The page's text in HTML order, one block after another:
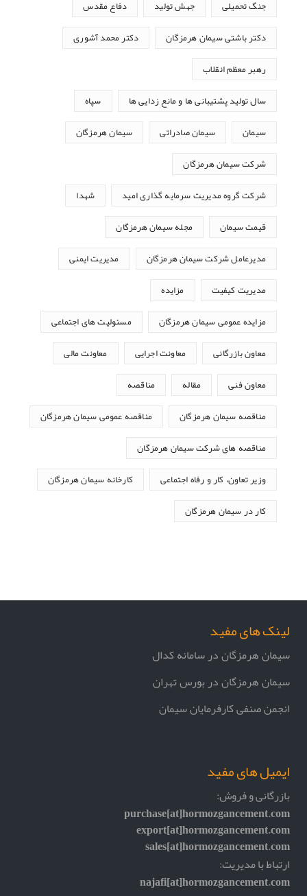
جنگ تحمیلی جهش تولید دفاع مقدس
دکتر باشتی سیمان هرمزگان دکتر محمد آشوری
رهبر معظم انقلاب
سال تولید پشتیبانی ها و مانع زدایی ها سپاه
سیمان سیمان صادراتی سیمان هرمزگان
شرکت سیمان هرمزگان
شرکت گروه مدیریت سرمایه گذاری امید شهدا
قیمت سیمان مجله سیمان هرمزگان
مدیرعامل شرکت سیمان هرمزگان مدیریت ایمنی
مدیریت کیفیت مزایده
مزایده عمومی سیمان هرمزگان مسئولیت های اجتماعی
معاون بازرگانی معاونت اجرایی معاونت مالی
معاون فنی مقاله مناقصه
مناقصه سیمان هرمزگان مناقصه عمومی سیمان هرمزگان
مناقصه های شرکت سیمان هرمزگان
وزیر تعاون، کار و رفاه اجتماعی کارخانه سیمان هرمزگان
کار در سیمان هرمزگان
لینک های مفید
سیمان هرمزگان در سامانه کدال
سیمان هرمزگان در بورس تهران
انجمن صنفی کارفرمایان سیمان
ایمیل های مفید
بازرگانی و فروش:
purchase[at]hormozgancement.com
export[at]hormozgancement.com
sales[at]hormozgancement.com
ارتباط با مدیریت:
najafi[at]hormozgancement.com